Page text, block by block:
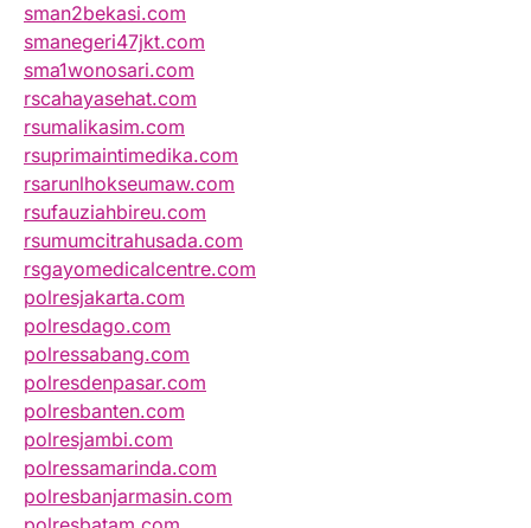
sman2bekasi.com
smanegeri47jkt.com
sma1wonosari.com
rscahayasehat.com
rsumalikasim.com
rsuprimaintimedika.com
rsarunlhokseumaw.com
rsufauziahbireu.com
rsumumcitrahusada.com
rsgayomedicalcentre.com
polresjakarta.com
polresdago.com
polressabang.com
polresdenpasar.com
polresbanten.com
polresjambi.com
polressamarinda.com
polresbanjarmasin.com